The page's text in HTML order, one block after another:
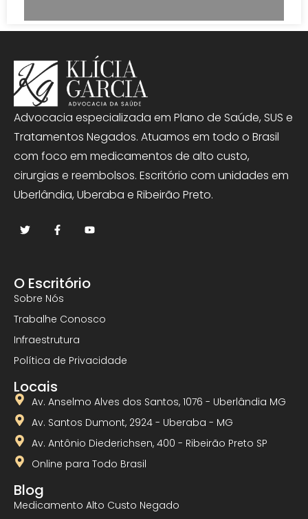
Advocacia especializada em Plano de Saúde, SUS e
Tratamentos Negados. Atuamos em todo o Brasil
com foco em medicamentos de alto custo,
cirurgias e reembolsos. Escritório com unidades em
Uberlândia, Uberaba e Ribeirão Preto.
O Escritório
Sobre Nós
Trabalhe Conosco
Infraestrutura
Política de Privacidade
Locais
Av. Anselmo Alves dos Santos, 1076 - Uberlândia MG
Av. Santos Dumont, 2924 - Uberaba - MG
Av. Antônio Diederichsen, 400 - Ribeirão Preto SP
Online para Todo Brasil
Blog
Medicamento Alto Custo Negado